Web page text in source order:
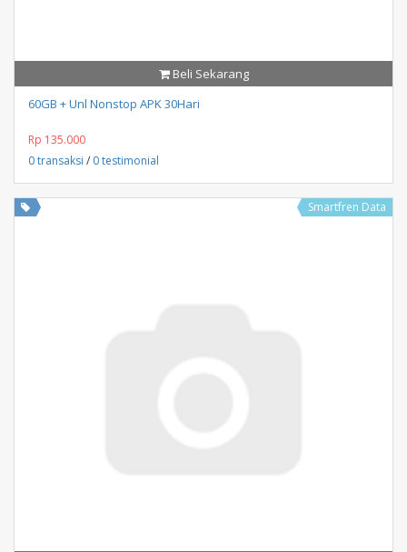
Beli Sekarang
60GB + Unl Nonstop APK 30Hari
Rp 135.000
0 transaksi / 0 testimonial
Smartfren Data